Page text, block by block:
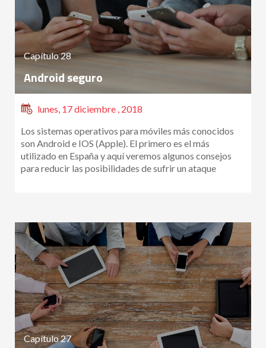
Capítulo 28
Android seguro
lunes, 17 diciembre , 2018
Los sistemas operativos para móviles más conocidos
son Android e IOS (Apple). El primero es el más
utilizado en España y aquí veremos algunos consejos
para reducir las posibilidades de sufrir un ataque
Capítulo 27